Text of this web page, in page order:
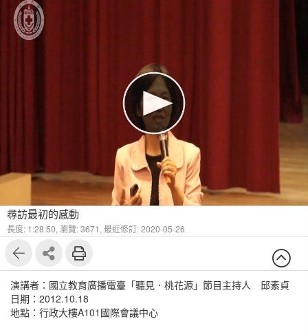
尋訪最初的感動
長度: 1:28:50, 瀏覽: 3671, 最近修訂: 2020-05-26
演講者：國立教育廣播電臺「聽見．桃花源」節目主持人 邱素貞
日期：2012.10.18
地點：行政大樓A101國際會議中心